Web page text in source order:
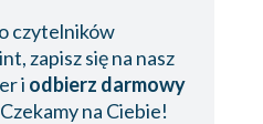
czytelników
zapisz się na nasz
i odbierz darmowy
na Ciebie!